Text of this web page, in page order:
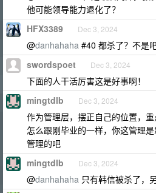
他可能领导能力退化了？
HFX3389 Dec 3, 2024
@danhahaha #40 都杀了？不是
swordspoet Dec 3, 2024
下面的人干活厉害这是好事啊！
mingtdlb Dec 3, 2024
作为管理层，摆正自己的位置，重
怎么跟刚毕业的一样，你这管理
管理的吧
mingtdlb Dec 3, 2024
@danhahaha 只有韩信被杀了，